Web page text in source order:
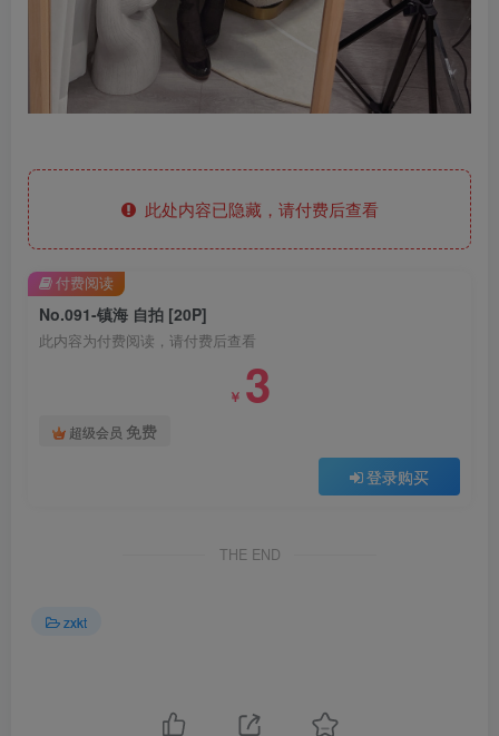
此处内容已隐藏，请付费后查看
No.091-镇海 自拍 [20P]
此内容为付费阅读，请付费后查看
￥ 3
超级会员 免费
登录购买
付费阅读
THE END
zxkt